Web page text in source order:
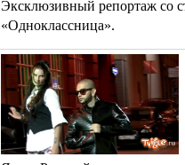
Эксклюзивный репортаж со
«Одноклассница».